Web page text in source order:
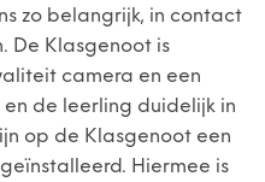
zo belangrijk, in contact
De Klasgenoot is
camera en een
de leerling duidelijk in
op de Klasgenoot een
Hiermee is